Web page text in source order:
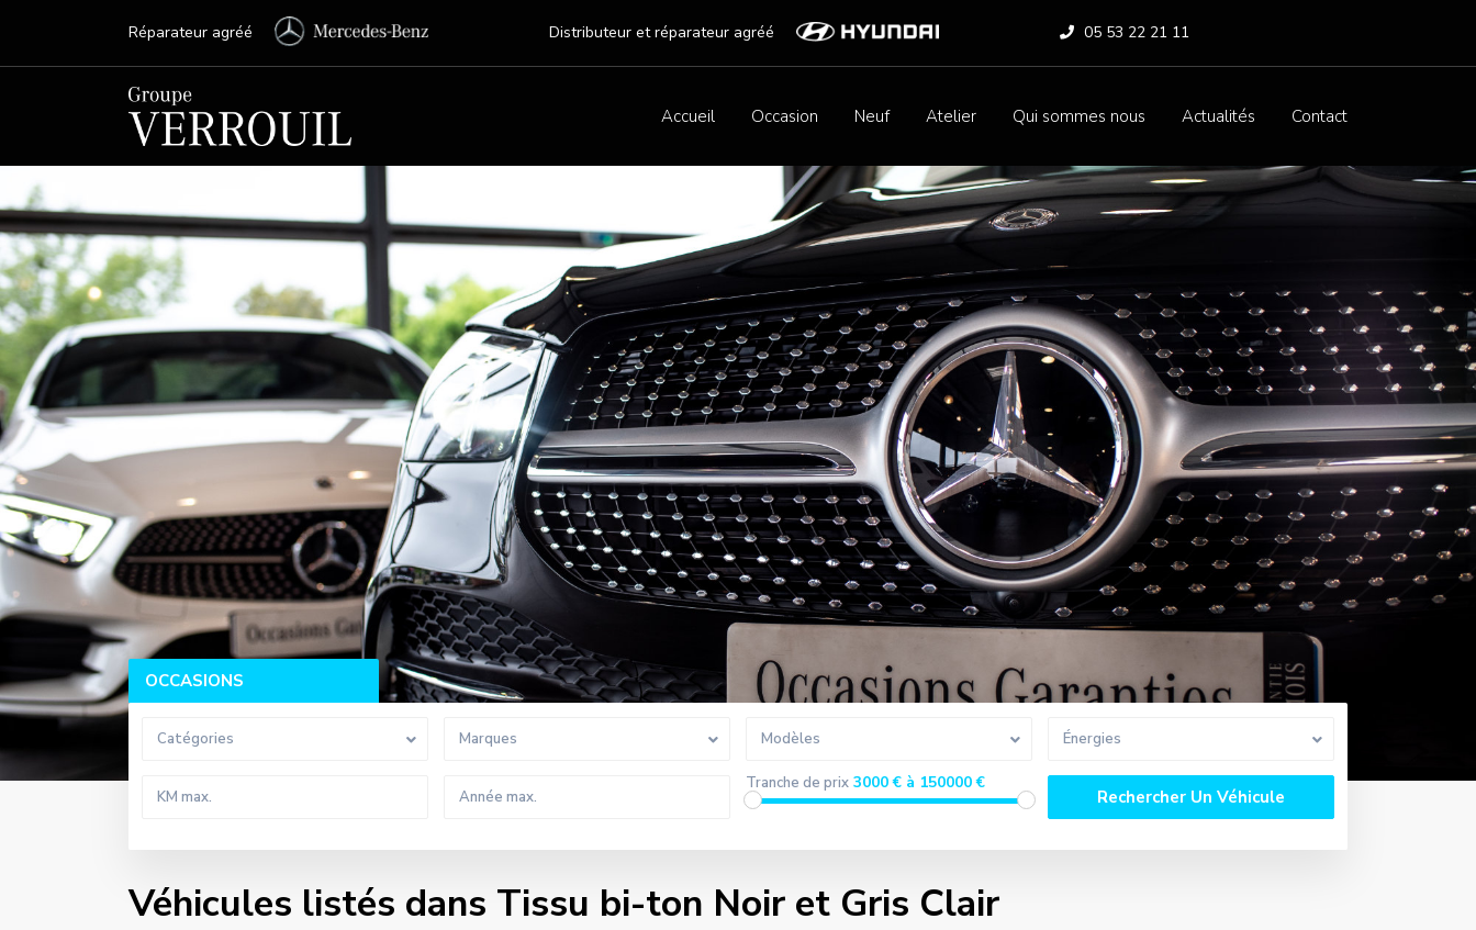
Réparateur agréé Distributeur et réparateur agréé 05 53 22 21 11
Accueil Occasion Neuf Atelier Qui sommes nous Actualités Contact
OCCASIONS
Catégories Marques Modèles Énergies
Tranche de prix 3000 € à 150000 €
Véhicules listés dans Tissu bi-ton Noir et Gris Clair